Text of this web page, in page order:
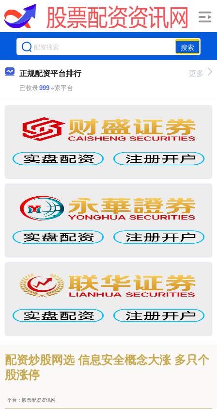
搜索
正规配资平台排行
已收录999+家平台
更多
配资炒股网选 信息安全概念大涨 多只个
股涨停
平台：股票配资资讯网